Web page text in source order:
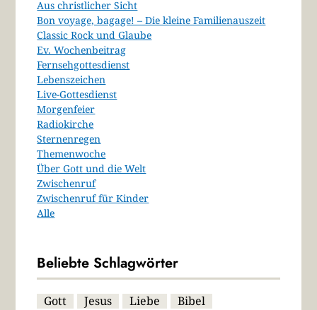
Aus christlicher Sicht
Bon voyage, bagage! – Die kleine Familienauszeit
Classic Rock und Glaube
Ev. Wochenbeitrag
Fernsehgottesdienst
Lebenszeichen
Live-Gottesdienst
Morgenfeier
Radiokirche
Sternenregen
Themenwoche
Über Gott und die Welt
Zwischenruf
Zwischenruf für Kinder
Alle
Beliebte Schlagwörter
Gott Jesus Liebe
Bibel